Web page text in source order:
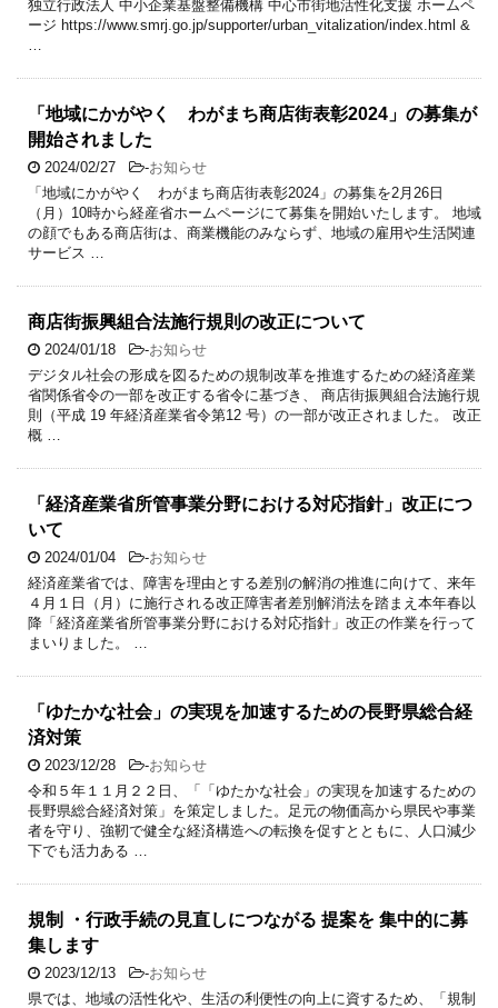
独立行政法人 中小企業基盤整備機構 中心市街地活性化支援 ホームペ
ージ https://www.smrj.go.jp/supporter/urban_vitalization/index.html &
「地域にかがやく わがまち商店街表彰2024」の募集が
開始されました
2024/02/27 -お知らせ
「地域にかがやく わがまち商店街表彰2024」の募集を2月26日
（月）10時から経産省ホームページにて募集を開始いたします。 地域
の顔でもある商店街は、商業機能のみならず、地域の雇用や生活関連
サービス …
商店街振興組合法施行規則の改正について
2024/01/18 -お知らせ
デジタル社会の形成を図るための規制改革を推進するための経済産業
省関係省令の一部を改正する省令に基づき、 商店街振興組合法施行規
則（平成 19 年経済産業省令第12 号）の一部が改正されました。 改正
概 …
「経済産業省所管事業分野における対応指針」改正につ
いて
2024/01/04 -お知らせ
経済産業省では、障害を理由とする差別の解消の推進に向けて、来年
４月１日（月）に施行される改正障害者差別解消法を踏まえ本年春以
降「経済産業省所管事業分野における対応指針」改正の作業を行って
まいりました。 …
「ゆたかな社会」の実現を加速するための長野県総合経
済対策
2023/12/28 -お知らせ
令和５年１１月２２日、「「ゆたかな社会」の実現を加速するための
長野県総合経済対策」を策定しました。足元の物価高から県民や事業
者を守り、強靭で健全な経済構造への転換を促すとともに、人口減少
下でも活力ある …
規制 ・行政手続の見直しにつながる 提案を 集中的に募
集します
2023/12/13 -お知らせ
県では、地域の活性化や、生活の利便性の向上に資するため、「規制